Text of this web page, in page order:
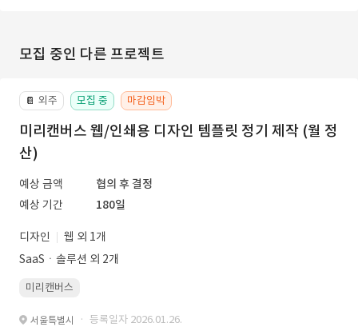
모집 중인 다른 프로젝트
📔 외주 모집 중 마감임박
미리캔버스 웹/인쇄용 디자인 템플릿 정기 제작 (월 정
산)
예상 금액
협의 후 결정
예상 기간
180일
디자인
웹 외 1개
SaaSㆍ솔루션 외 2개
미리캔버스
서울특별시 · 등록일자 2026.01.26.